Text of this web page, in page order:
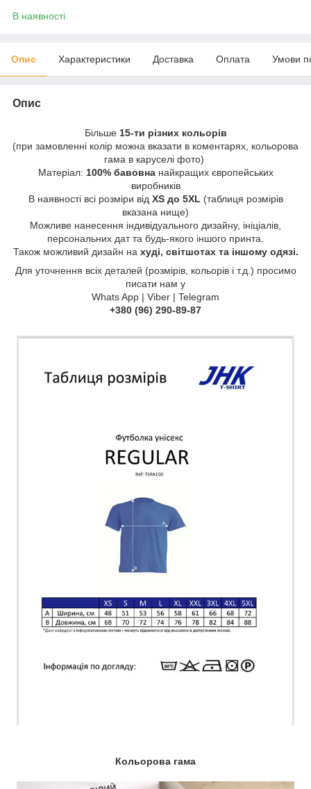
В наявності
Опис Характеристики Доставка Оплата Умови
Опис
Більше 15-ти різних кольорів
(при замовленні колір можна вказати в коментарях, кольорова
гама в каруселі фото)
Матеріал: 100% бавовнанайкращих європейських
виробників
В наявності всі розміри від XS до 5XL (таблиця розмірів
вказана нище)
Можливе нанесення індивідуального дизайну, ініціалів,
персональних дат та будь-якого іншого принта.
Також можливий дизайн на худі, світшотах та іншому одязі.
Для уточнення всіх деталей (розмірів, кольорів і т.д.) просимо
писати нам у
Whats App | Viber | Telegram
+380 (96) 290-89-87
Кольорова гама